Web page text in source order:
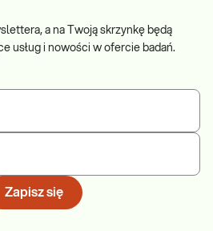
a na Twoją skrzynkę będą
usług i nowości w ofercie badań.
Zapisz się